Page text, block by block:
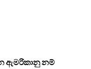
ඇමරිකානු නම්